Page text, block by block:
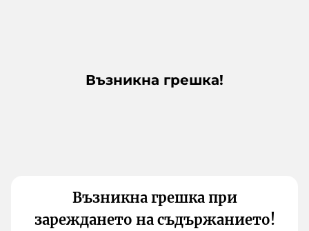
Възникна грешка!
Възникна грешка при
зареждането на съдържанието!